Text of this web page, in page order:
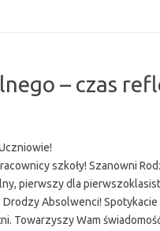
– czas
Uczniowie!
szkoły! Szanowni
pierwszy dla
Drodzy Absolwenci!
Towarzyszy Wam